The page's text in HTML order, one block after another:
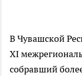
В Чувашской
XI
собравший